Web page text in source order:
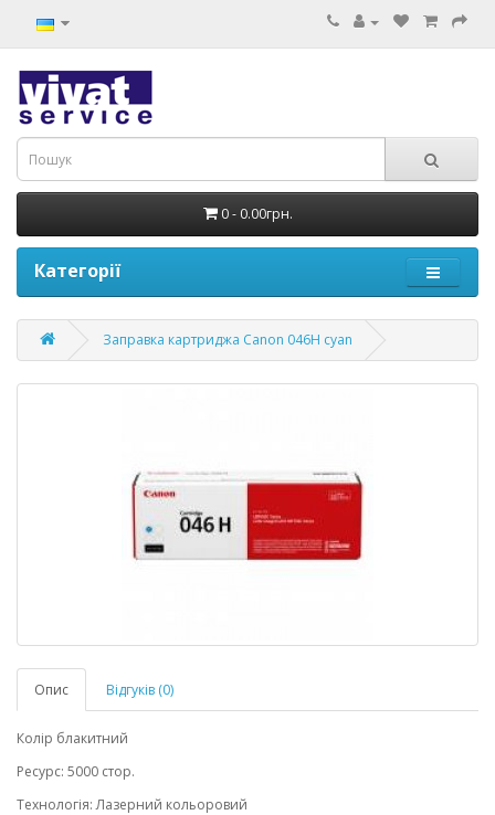
0 - 0.00грн.
Категорії
Заправка картриджа Canon 046H cyan
Опис Відгуків (0)
Колір блакитний
Ресурс: 5000 стор.
Технологія: Лазерний кольоровий